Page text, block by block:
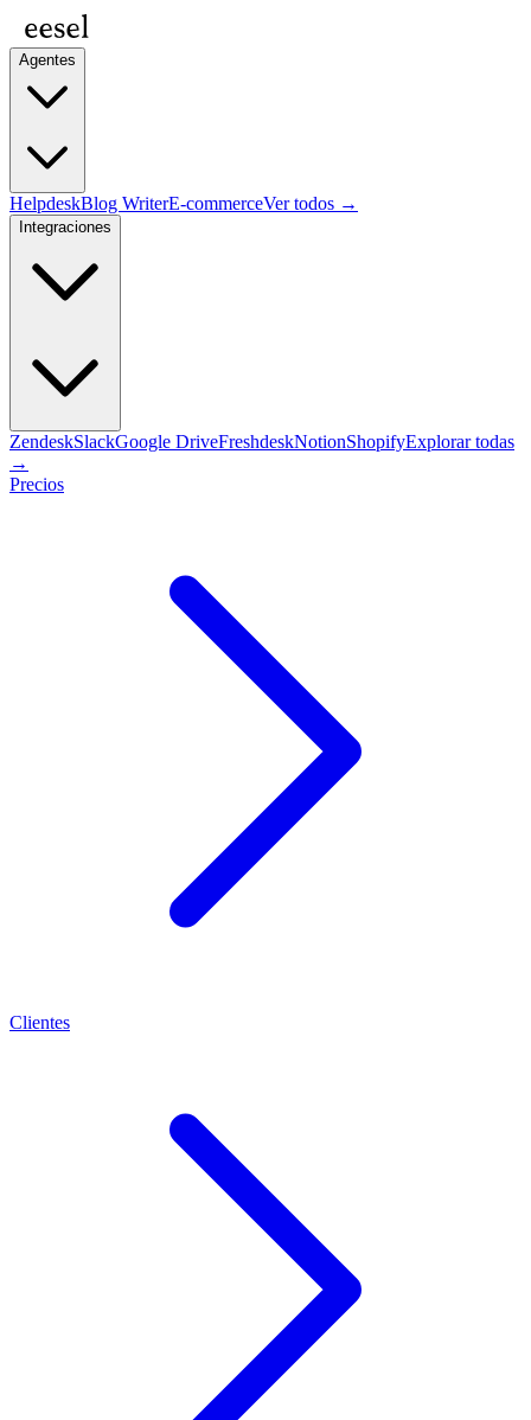
Agentes
HelpdeskBlog WriterE-commerceVer todos →
Integraciones
ZendeskSlackGoogle DriveFreshdeskNotionShopifyExplorar todas
→
Precios
Clientes